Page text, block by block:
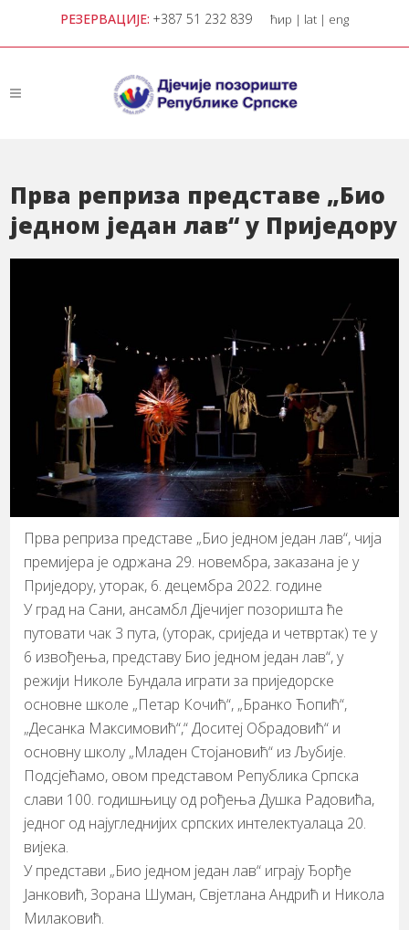
РЕЗЕРВАЦИЈЕ: +387 51 232 839 ћир | lat | eng
Прва реприза представе „Био
једном један лав“ у Приједору
Прва реприза представе „Био једном један лав“, чија
премијера је одржана 29. новембра, заказана је у
Приједору, уторак, 6. децембра 2022. године
У град на Сани, ансамбл Дјечијег позоришта ће
путовати чак 3 пута, (уторак, сриједа и четвртак) те у
6 извођења, представу Био једном један лав“, у
режији Николе Бундала играти за приједорске
основне школе „Петар Кочић“, „Бранко Ћопић“,
„Десанка Максимовић“,“ Доситеј Обрадовић“ и
основну школу „Младен Стојановић“ из Љубије.
Подсјећамо, овом представом Република Српска
слави 100. годишњицу од рођења Душка Радовића,
једног од најугледнијих српских интелектуалаца 20.
вијека.
У представи „Био једном један лав“ играју Ђорђе
Јанковић, Зорана Шуман, Свјетлана Андрић и Никола
Милаковић.